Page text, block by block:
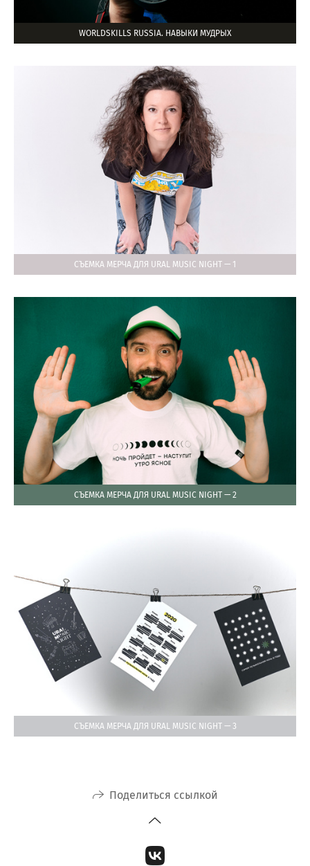
WORLDSKILLS RUSSIA. НАВЫКИ МУДРЫХ
СЪЕМКА МЕРЧА ДЛЯ URAL MUSIC NIGHT — 1
СЪЕМКА МЕРЧА ДЛЯ URAL MUSIC NIGHT — 2
СЪЕМКА МЕРЧА ДЛЯ URAL MUSIC NIGHT — 3
Поделиться ссылкой